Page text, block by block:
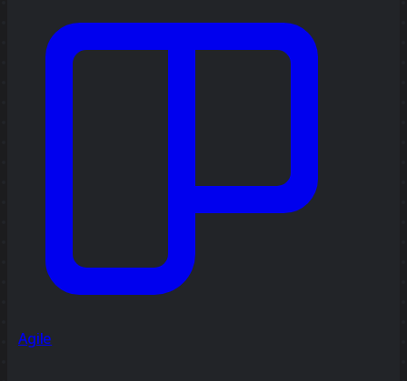
Agile